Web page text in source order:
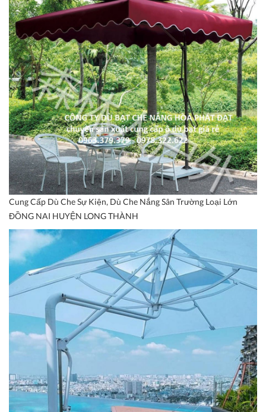
Cung Cấp Dù Che Sự Kiện, Dù Che Nắng Sân Trường Loại Lớn
ĐỒNG NAI HUYỆN LONG THÀNH